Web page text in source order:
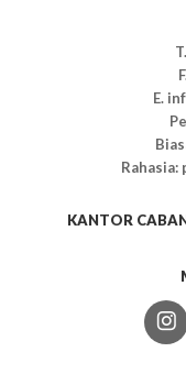
E.
Rahasia:
KANTOR